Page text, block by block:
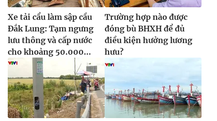
Xe tải cẩu làm sập cầu
Đắk Lung: Tạm ngưng
lưu thông và cấp nước
cho khoảng 50.000...
Trường hợp nào được
đóng bù BHXH để đủ
điều kiện hưởng lương
hưu?